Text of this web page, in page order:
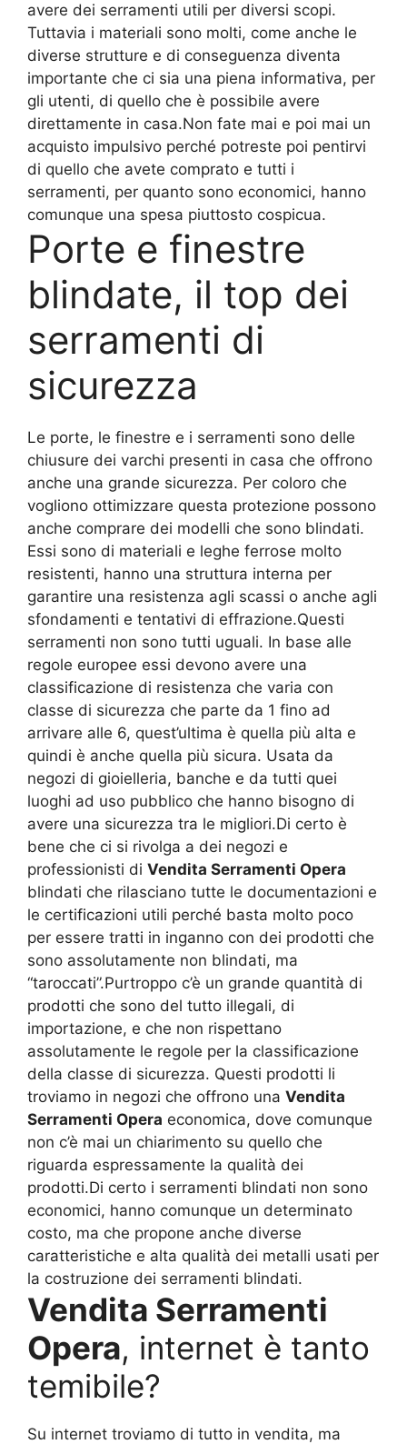
avere dei serramenti utili per diversi scopi.
Tuttavia i materiali sono molti, come anche le
diverse strutture e di conseguenza diventa
importante che ci sia una piena informativa, per
gli utenti, di quello che è possibile avere
direttamente in casa.Non fate mai e poi mai un
acquisto impulsivo perché potreste poi pentirvi
di quello che avete comprato e tutti i
serramenti, per quanto sono economici, hanno
comunque una spesa piuttosto cospicua.
Porte e finestre
blindate, il top dei
serramenti di
sicurezza
Le porte, le finestre e i serramenti sono delle
chiusure dei varchi presenti in casa che offrono
anche una grande sicurezza. Per coloro che
vogliono ottimizzare questa protezione possono
anche comprare dei modelli che sono blindati.
Essi sono di materiali e leghe ferrose molto
resistenti, hanno una struttura interna per
garantire una resistenza agli scassi o anche agli
sfondamenti e tentativi di effrazione.Questi
serramenti non sono tutti uguali. In base alle
regole europee essi devono avere una
classificazione di resistenza che varia con
classe di sicurezza che parte da 1 fino ad
arrivare alle 6, quest’ultima è quella più alta e
quindi è anche quella più sicura. Usata da
negozi di gioielleria, banche e da tutti quei
luoghi ad uso pubblico che hanno bisogno di
avere una sicurezza tra le migliori.Di certo è
bene che ci si rivolga a dei negozi e
professionisti di Vendita Serramenti Opera
blindati che rilasciano tutte le documentazioni e
le certificazioni utili perché basta molto poco
per essere tratti in inganno con dei prodotti che
sono assolutamente non blindati, ma
“taroccati”.Purtroppo c’è un grande quantità di
prodotti che sono del tutto illegali, di
importazione, e che non rispettano
assolutamente le regole per la classificazione
della classe di sicurezza. Questi prodotti li
troviamo in negozi che offrono una Vendita
Serramenti Opera economica, dove comunque
non c’è mai un chiarimento su quello che
riguarda espressamente la qualità dei
prodotti.Di certo i serramenti blindati non sono
economici, hanno comunque un determinato
costo, ma che propone anche diverse
caratteristiche e alta qualità dei metalli usati per
la costruzione dei serramenti blindati.
Vendita Serramenti
Opera, internet è tanto
temibile?
Su internet troviamo di tutto in vendita, ma